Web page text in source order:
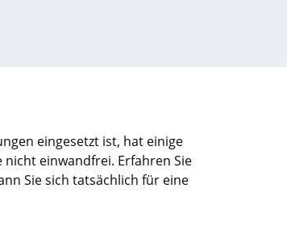
eingesetzt ist, hat einige
einwandfrei. Erfahren Sie
Sie sich tatsächlich für eine